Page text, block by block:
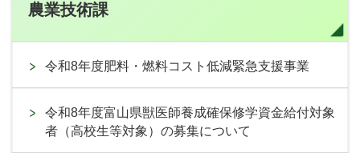
農業技術課
令和8年度肥料・燃料コスト低減緊急支援事業
令和8年度富山県獣医師養成確保修学資金給付対象
者（高校生等対象）の募集について